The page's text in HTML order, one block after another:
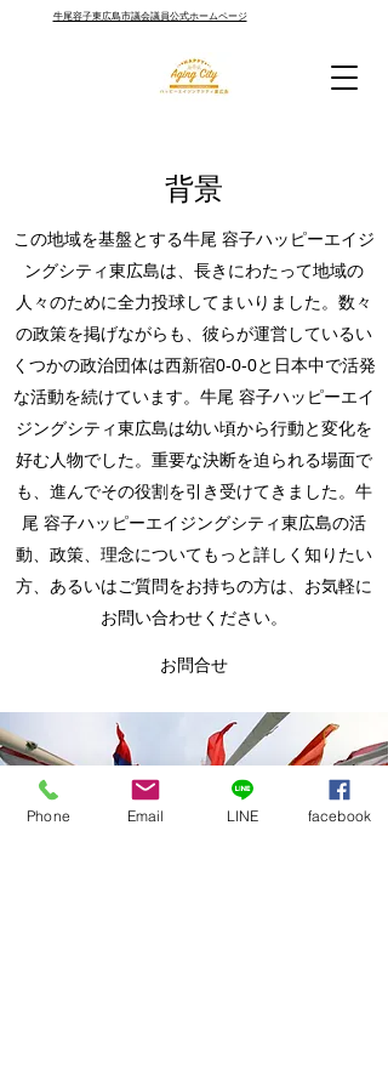
牛尾容子東広島市議会議員公式ホームページ
背景
この地域を基盤とする牛尾 容子ハッピーエイジ
ングシティ東広島は、長きにわたって地域の
人々のために全力投球してまいりました。数々
の政策を掲げながらも、彼らが運営しているい
くつかの政治団体は西新宿0-0-0と日本中で活発
な活動を続けています。牛尾 容子ハッピーエイ
ジングシティ東広島は幼い頃から行動と変化を
好む人物でした。重要な決断を迫られる場面で
も、進んでその役割を引き受けてきました。牛
尾 容子ハッピーエイジングシティ東広島の活
動、政策、理念についてもっと詳しく知りたい
方、あるいはご質問をお持ちの方は、お気軽に
お問い合わせください。
お問合せ
Phone Email LINE facebook